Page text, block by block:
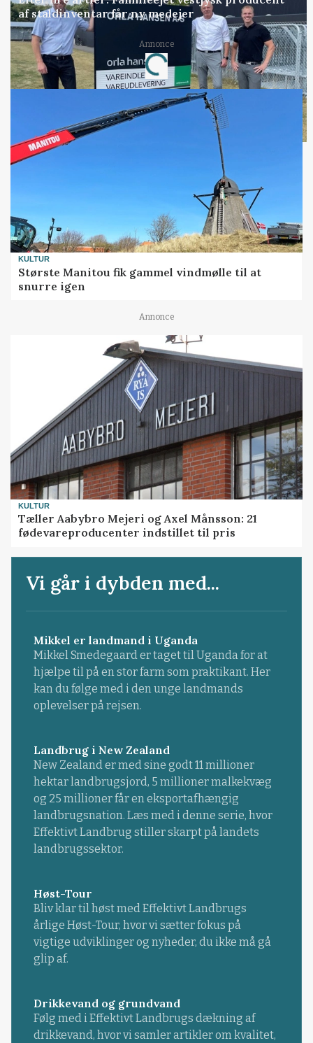
af staldinventar får ny medejer
Annonce
Loading...
KULTUR
Største Manitou fik gammel vindmølle til at
snurre igen
Annonce
KULTUR
Tæller Aabybro Mejeri og Axel Månsson: 21
fødevareproducenter indstillet til pris
Vi går i dybden med...
Mikkel er landmand i Uganda
Mikkel Smedegaard er taget til Uganda for at
hjælpe til på en stor farm som praktikant. Her
kan du følge med i den unge landmands
oplevelser på rejsen.
Landbrug i New Zealand
New Zealand er med sine godt 11 millioner
hektar landbrugsjord, 5 millioner malkekvæg
og 25 millioner får en eksportafhængig
landbrugsnation. Læs med i denne serie, hvor
Effektivt Landbrug stiller skarpt på landets
landbrugssektor.
Høst-Tour
Bliv klar til høst med Effektivt Landbrugs
årlige Høst-Tour, hvor vi sætter fokus på
vigtige udviklinger og nyheder, du ikke må gå
glip af.
Drikkevand og grundvand
Følg med i Effektivt Landbrugs dækning af
drikkevand, hvor vi samler artikler om kvalitet,